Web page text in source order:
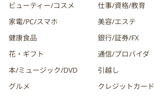
ビューティー/コスメ
家電/PC/スマホ
健康食品
花・ギフト
本/ミュージック/DVD
グルメ
仕事/資格/教育
美容/エステ
銀行/証券/FX
通信/プロバイダ
引越し
クレジットカード